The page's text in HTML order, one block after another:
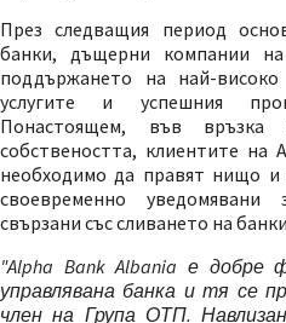
През следващия период
банки, дъщерни компании
поддържането на най-
услугите и успешния
Понастоящем, във връзка
собствеността, клиентите на
необходимо да правят нищо
своевременно
свързани със сливането на
"Alpha Bank Albania е добре
управлявана банка и тя се
член на Група ОТП.